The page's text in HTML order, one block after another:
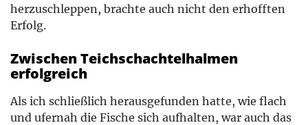
herzuschleppen, brachte auch nicht den erhofften
Erfolg.
Zwischen Teichschachtelhalmen
erfolgreich
Als ich schließlich herausgefunden hatte, wie flach
und ufernah die Fische sich aufhalten, war auch das